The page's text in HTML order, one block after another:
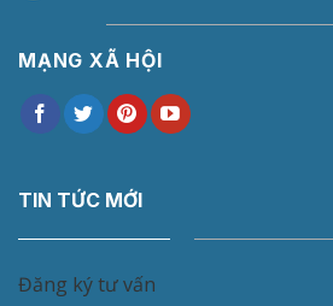
MẠNG XÃ HỘI
TIN TỨC MỚI
Đăng ký tư vấn